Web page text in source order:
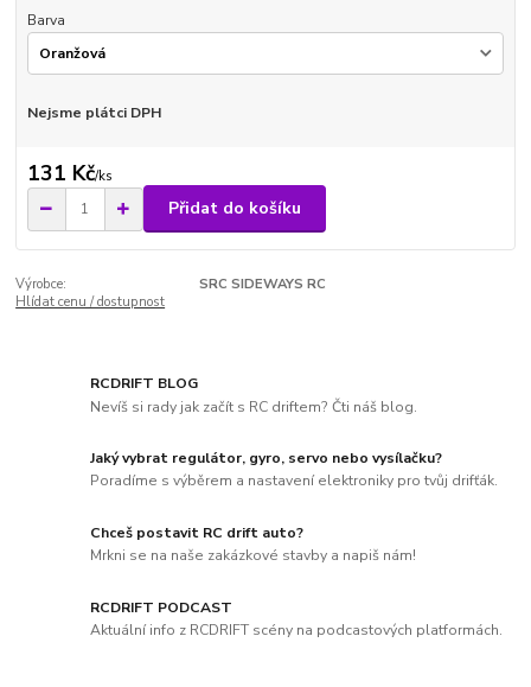
Barva
Nejsme plátci DPH
131 Kč/ks
Přidat do košíku
Výrobce:
SRC SIDEWAYS RC
Hlídat cenu / dostupnost
RCDRIFT BLOG
Nevíš si rady jak začít s RC driftem? Čti náš blog.
Jaký vybrat regulátor, gyro, servo nebo vysílačku?
Poradíme s výběrem a nastavení elektroniky pro tvůj drifťák.
Chceš postavit RC drift auto?
Mrkni se na naše zakázkové stavby a napiš nám!
RCDRIFT PODCAST
Aktuální info z RCDRIFT scény na podcastových platformách.